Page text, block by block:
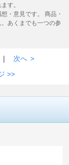
す。
・意見です。 商品・
あくまでも一つの参
｜ 次へ >
>>